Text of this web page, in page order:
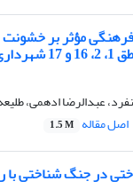
مؤثر بر خشونت
1 ،
عبدالرضا ادهمی،
اصل مقاله 1.5 M
در جنگ شناختی با